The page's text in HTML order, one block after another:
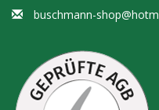
buschmann-